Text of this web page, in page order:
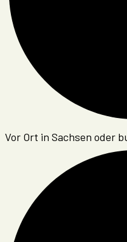
Vor Ort in Sachsen oder